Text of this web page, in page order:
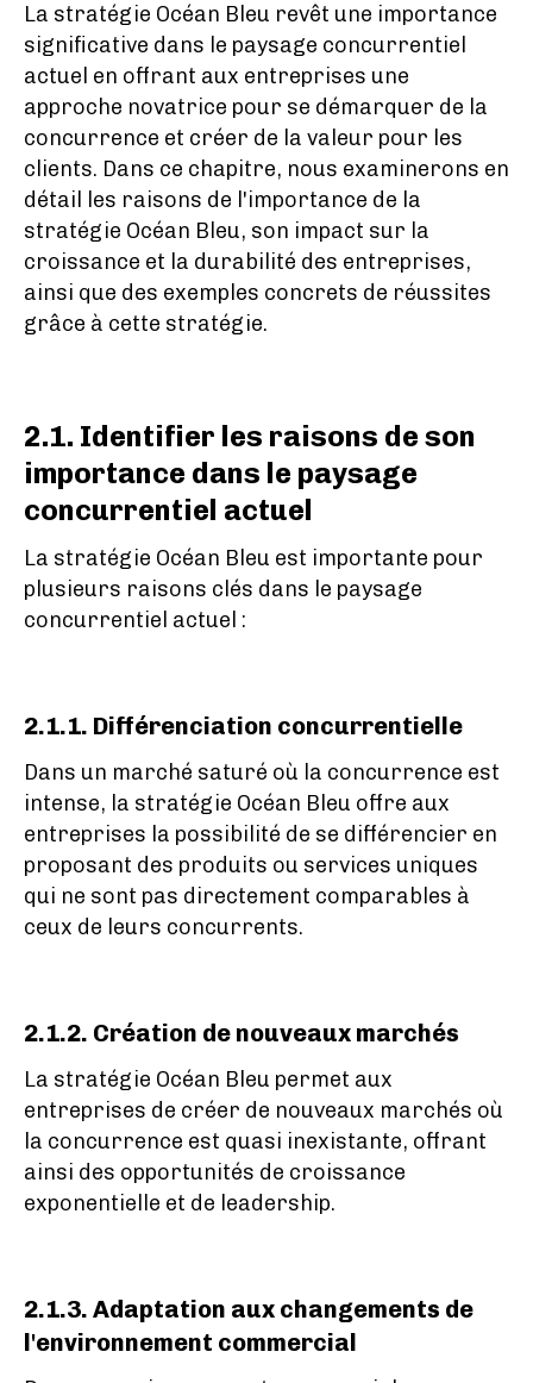
La stratégie Océan Bleu revêt une importance
significative dans le paysage concurrentiel
actuel en offrant aux entreprises une
approche novatrice pour se démarquer de la
concurrence et créer de la valeur pour les
clients. Dans ce chapitre, nous examinerons en
détail les raisons de l'importance de la
stratégie Océan Bleu, son impact sur la
croissance et la durabilité des entreprises,
ainsi que des exemples concrets de réussites
grâce à cette stratégie.
2.1. Identifier les raisons de son
importance dans le paysage
concurrentiel actuel
La stratégie Océan Bleu est importante pour
plusieurs raisons clés dans le paysage
concurrentiel actuel :
2.1.1. Différenciation concurrentielle
Dans un marché saturé où la concurrence est
intense, la stratégie Océan Bleu offre aux
entreprises la possibilité de se différencier en
proposant des produits ou services uniques
qui ne sont pas directement comparables à
ceux de leurs concurrents.
2.1.2. Création de nouveaux marchés
La stratégie Océan Bleu permet aux
entreprises de créer de nouveaux marchés où
la concurrence est quasi inexistante, offrant
ainsi des opportunités de croissance
exponentielle et de leadership.
2.1.3. Adaptation aux changements de
l'environnement commercial